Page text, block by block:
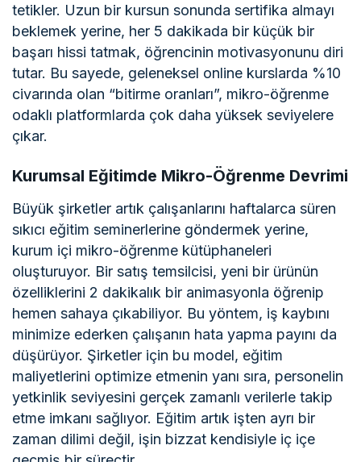
tetikler. Uzun bir kursun sonunda sertifika almayı
beklemek yerine, her 5 dakikada bir küçük bir
başarı hissi tatmak, öğrencinin motivasyonunu diri
tutar. Bu sayede, geleneksel online kurslarda %10
civarında olan “bitirme oranları”, mikro-öğrenme
odaklı platformlarda çok daha yüksek seviyelere
çıkar.
Kurumsal Eğitimde Mikro-Öğrenme Devrimi
Büyük şirketler artık çalışanlarını haftalarca süren
sıkıcı eğitim seminerlerine göndermek yerine,
kurum içi mikro-öğrenme kütüphaneleri
oluşturuyor. Bir satış temsilcisi, yeni bir ürünün
özelliklerini 2 dakikalık bir animasyonla öğrenip
hemen sahaya çıkabiliyor. Bu yöntem, iş kaybını
minimize ederken çalışanın hata yapma payını da
düşürüyor. Şirketler için bu model, eğitim
maliyetlerini optimize etmenin yanı sıra, personelin
yetkinlik seviyesini gerçek zamanlı verilerle takip
etme imkanı sağlıyor. Eğitim artık işten ayrı bir
zaman dilimi değil, işin bizzat kendisiyle iç içe